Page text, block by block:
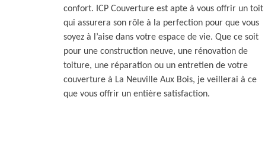
confort. ICP Couverture est apte à vous offrir un toit
qui assurera son rôle à la perfection pour que vous
soyez à l’aise dans votre espace de vie. Que ce soit
pour une construction neuve, une rénovation de
toiture, une réparation ou un entretien de votre
couverture à La Neuville Aux Bois, je veillerai à ce
que vous offrir un entière satisfaction.